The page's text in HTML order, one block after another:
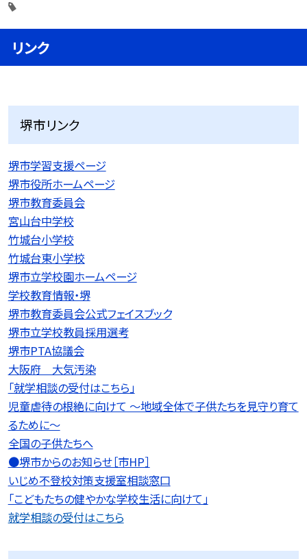
リンク
堺市リンク
堺市学習支援ページ
堺市役所ホームページ
堺市教育委員会
宮山台中学校
竹城台小学校
竹城台東小学校
堺市立学校園ホームページ
学校教育情報・堺
堺市教育委員会公式フェイスブック
堺市立学校教員採用選考
堺市PTA協議会
大阪府 大気汚染
「就学相談の受付はこちら」
児童虐待の根絶に向けて 〜地域全体で子供たちを見守り育て
るために〜
全国の子供たちへ
●堺市からのお知らせ［市HP］
いじめ不登校対策支援室相談窓口
「こどもたちの健やかな学校生活に向けて」
就学相談の受付はこちら